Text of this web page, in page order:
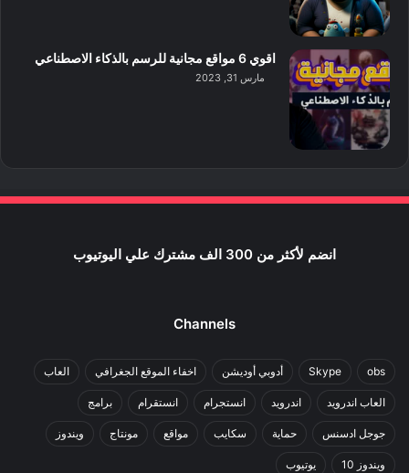
اقوي 6 مواقع مجانية للرسم بالذكاء الاصطناعي
مارس 31, 2023
انضم لأكثر من 300 الف مشترك علي اليوتيوب
Channels
obs
Skype أدوبي أوديشن اخفاء الموقع الجغرافي العاب
العاب اندرويد اندرويد انستجرام انستقرام برامج
جوجل ادسنس حماية سكايب مواقع مونتاج ويندوز
ويندوز 10 يوتيوب